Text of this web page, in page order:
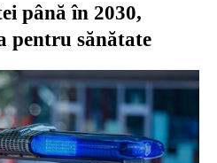
până în 2030,
pentru sănătate